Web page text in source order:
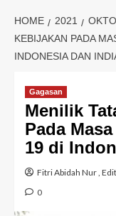
HOME 2021
KEBIJAKAN PADA
INDONESIA DAN
Gagasan
Menilik
Pada
19 di
Fitri Abidah Nur,
0